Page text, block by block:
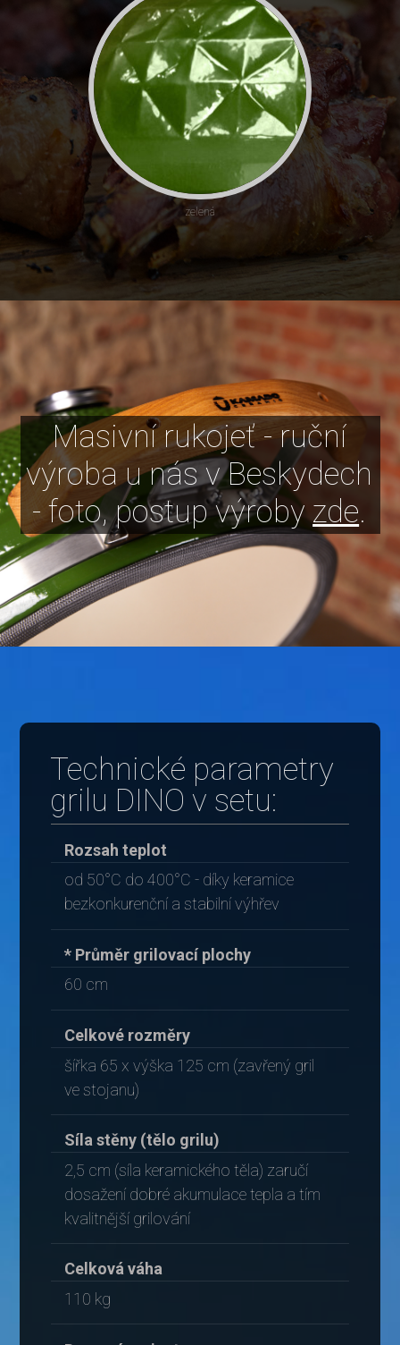
zelená
Masivní rukojeť - ruční
výroba u nás v Beskydech
- foto, postup výrobyzde.
Technické parametry
grilu DINO v setu:
Rozsah teplot
od 50°C do 400°C - díky keramice
bezkonkurenční a stabilní výhřev
* Průměr grilovací plochy
60 cm
Celkové rozměry
šířka 65 x výška 125 cm (zavřený gril
ve stojanu)
Síla stěny (tělo grilu)
2,5 cm (síla keramického těla) zaručí
dosažení dobré akumulace tepla a tím
kvalitnější grilování
Celková váha
110 kg